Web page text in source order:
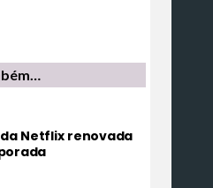
Netflix renovada